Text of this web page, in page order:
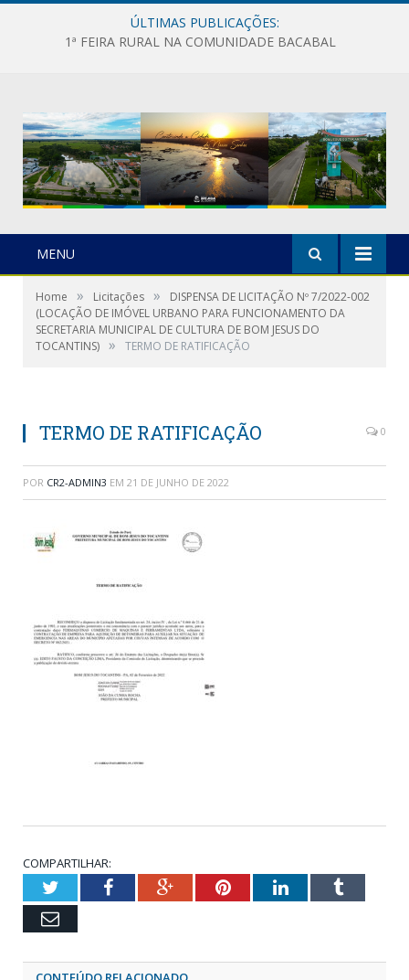
ÚLTIMAS PUBLICAÇÕES:
1ª FEIRA RURAL NA COMUNIDADE BACABAL
MENU
Home » Licitações »
DISPENSA DE LICITAÇÃO Nº 7/2022-002
(LOCAÇÃO DE IMÓVEL URBANO PARA FUNCIONAMENTO DA
SECRETARIA MUNICIPAL DE CULTURA DE BOM JESUS DO
TOCANTINS) » TERMO DE RATIFICAÇÃO
TERMO DE RATIFICAÇÃO 0
POR CR2-ADMIN3 EM 21 DE JUNHO DE 2022
COMPARTILHAR:
TwitterFacebookGoogle+PinterestLinkedInTumblr
Email